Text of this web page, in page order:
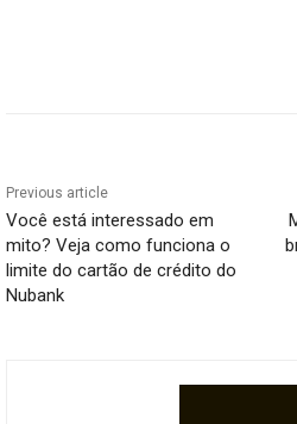
Previous article
Você está interessado em
mito? Veja como funciona o
limite do cartão de crédito do
Nubank